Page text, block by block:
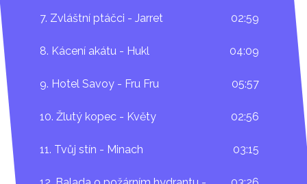
formu a v triu s Lubošem Fidlerem a Pavlem
přednatočenými pásky. Pak jakoby si dopřál čas na
akustickým nástrojům a spolu s Irenou a Vojtěchem
Havlovými se vydával na výlety do hájemství
soudobé „vážné“ hudby. V posledních letech uzavírá
kruh a hraje většinou sám s kytarou.
7. Zvláštní ptáčci - Jarret 02:59
8. Kácení akátu - Hukl 04:09
9. Hotel Savoy - Fru Fru 05:57
10. Žlutý kopec - Květy 02:56
11. Tvůj stín - Minach 03:15